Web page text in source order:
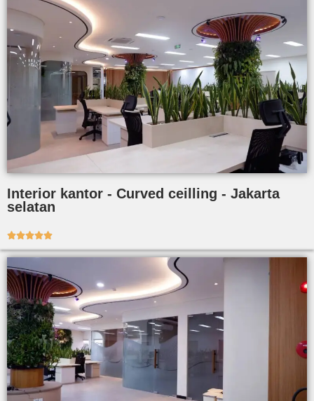
Interior kantor - Curved ceilling - Jakarta
selatan
